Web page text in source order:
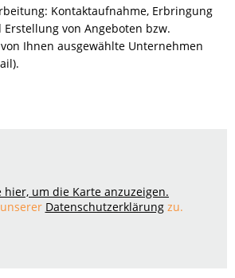
Kontaktaufnahme, Erbringung
von Angeboten bzw.
Ihnen ausgewählte Unternehmen
hier, um die Karte anzuzeigen.
Datenschutzerklärungzu.